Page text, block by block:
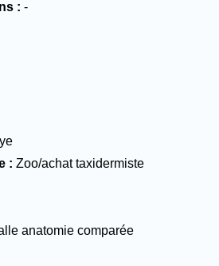
-
Zoo/achat taxidermiste
anatomie comparée